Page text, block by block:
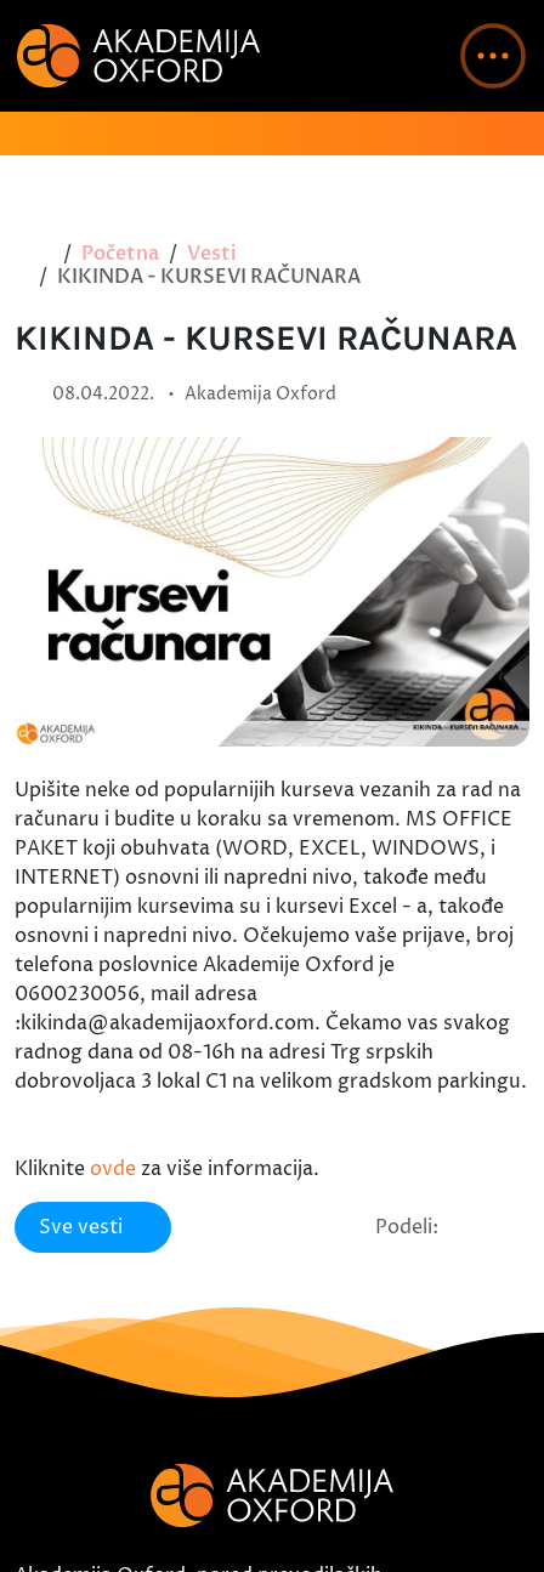
Početna
Vesti
KIKINDA - KURSEVI RAČUNARA
KIKINDA - KURSEVI RAČUNARA
08.04.2022. • Akademija Oxford
Upišite neke od popularnijih kurseva vezanih za rad na
računaru i budite u koraku sa vremenom. MS OFFICE
PAKET koji obuhvata (WORD, EXCEL, WINDOWS, i
INTERNET) osnovni ili napredni nivo, takođe među
popularnijim kursevima su i kursevi Excel - a, takođe
osnovni i napredni nivo. Očekujemo vaše prijave, broj
telefona poslovnice Akademije Oxford je
0600230056, mail adresa
:kikinda@akademijaoxford.com. Čekamo vas svakog
radnog dana od 08-16h na adresi Trg srpskih
dobrovoljaca 3 lokal C1 na velikom gradskom parkingu.
Kliknite ovde za više informacija.
Sve vesti Podeli: